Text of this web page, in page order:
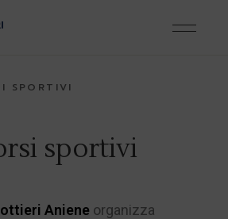
SPORTIVI
sportivi
Aniene organizza